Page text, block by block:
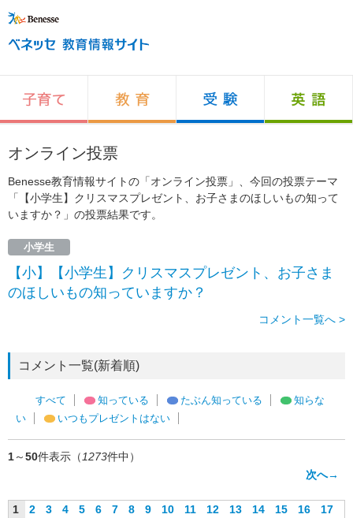
オンライン投票
Benesse教育情報サイトの「オンライン投票」、今回の投票テーマ
「【小学生】クリスマスプレゼント、お子さまのほしいもの知って
いますか？」の投票結果です。
小学生
【小】【小学生】クリスマスプレゼント、お子さま
のほしいもの知っていますか？
コメント一覧へ >
コメント一覧(新着順)
すべて 知っている たぶん知っている
知らな
い
いつもプレゼントはない
1～50件表示（ 1273件中）
次へ→
1 2 3 4 5 6 7 8 9 10 11 12 13 14 15 16
17